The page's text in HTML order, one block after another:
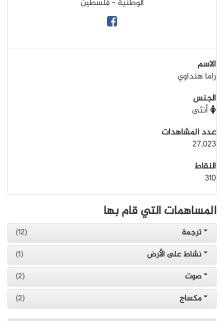
الوطنية - فلسطين
الاسم
راما هنداوي
الجنس
أنثى
عدد المشاهدات
27,023
النقاط
310
المساهمات التي قام بها
ترجمة
(12)
نشاط على الأرض
(1)
صوت
(2)
مكساج
(2)